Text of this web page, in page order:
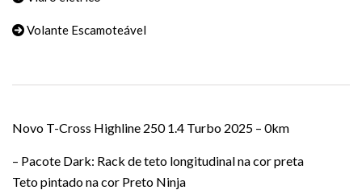
Volante Escamoteável
Novo T-Cross Highline 250 1.4 Turbo 2025 – 0km
– Pacote Dark: Rack de teto longitudinal na cor preta
Teto pintado na cor Preto Ninja